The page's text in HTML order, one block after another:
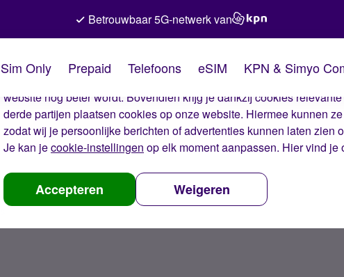
De cookies van Simyo
Wij gebruiken cookies op onze website. Met deze cookies zorgen wij
website nog beter wordt. Bovendien krijg je dankzij cookies
derde partijen plaatsen cookies op onze website. Hiermee kunnen
zodat wij je persoonlijke berichten of advertenties kunnen laten zien
Je kan jecookie-instellingen op elk moment aanpassen. Hier vind je
Accepteren Weigeren
Betrouwbaar 5G-netwerk van
Sim Only Prepaid Telefoons eSIM KPN & Simyo